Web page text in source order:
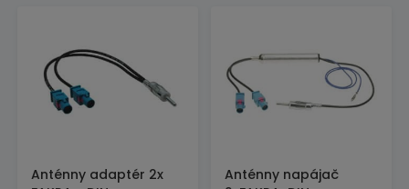
Anténny adaptér 2x
Anténny napájač